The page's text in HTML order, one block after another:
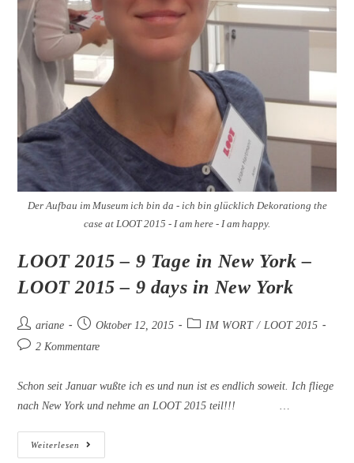
Der Aufbau im Museum ich bin da - ich bin glücklich Dekorationg the
case at LOOT 2015 - I am here - I am happy.
LOOT 2015 – 9 Tage in New York –
LOOT 2015 – 9 days in New York
Beitrags-
Autor:
ariane
BeitragOktober 12, 2015
Beitrags-
IM WORT / LOOT 2015
Beitrags-
2 Kommentare
Schon seit Januar wußte ich es und nun ist es endlich soweit. Ich fliege
nach New York und nehme an LOOT 2015 teil!!! …
Weiterlesen
LOOT
2015